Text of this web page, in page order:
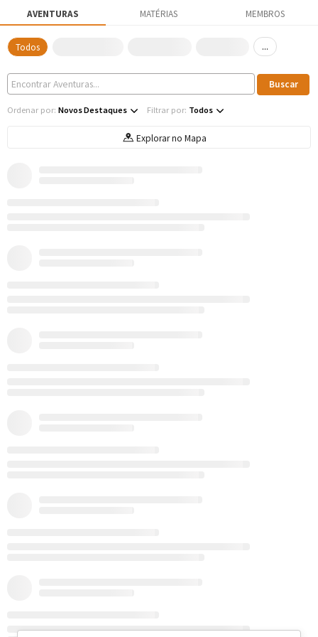
AVENTURAS MATÉRIAS MEMBROS
Todos ...
Ordenar por: Novos Destaques Filtrar por: Todos
Explorar no Mapa